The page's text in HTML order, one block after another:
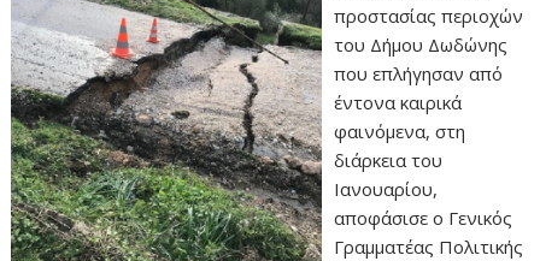
προστασίας περιοχών
του Δήμου Δωδώνης
που επλήγησαν από
έντονα καιρικά
φαινόμενα, στη
διάρκεια του
Ιανουαρίου,
αποφάσισε ο Γενικός
Γραμματέας Πολιτικής